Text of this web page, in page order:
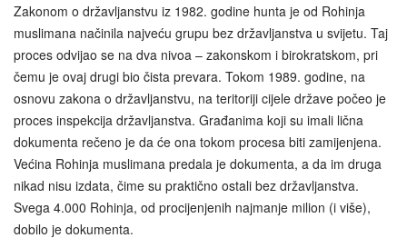
Zakonom o državljanstvu iz 1982. godine hunta je od Rohinja
muslimana načinila najveću grupu bez državljanstva u svijetu. Taj
proces odvijao se na dva nivoa – zakonskom i birokratskom, pri
čemu je ovaj drugi bio čista prevara. Tokom 1989. godine, na
osnovu zakona o državljanstvu, na teritoriji cijele države počeo je
proces inspekcija državljanstva. Građanima koji su imali lična
dokumenta rečeno je da će ona tokom procesa biti zamijenjena.
Većina Rohinja muslimana predala je dokumenta, a da im druga
nikad nisu izdata, čime su praktično ostali bez državljanstva.
Svega 4.000 Rohinja, od procijenjenih najmanje milion (i više),
dobilo je dokumenta.